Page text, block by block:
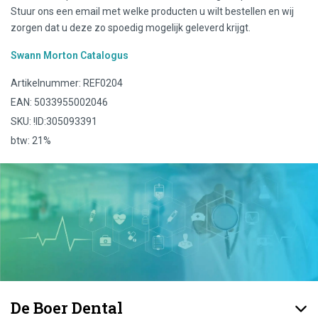
Stuur ons een email met welke producten u wilt bestellen en wij
zorgen dat u deze zo spoedig mogelijk geleverd krijgt.
Swann Morton Catalogus
Artikelnummer: REF0204
EAN: 5033955002046
SKU: !ID:305093391
btw: 21%
De Boer Dental